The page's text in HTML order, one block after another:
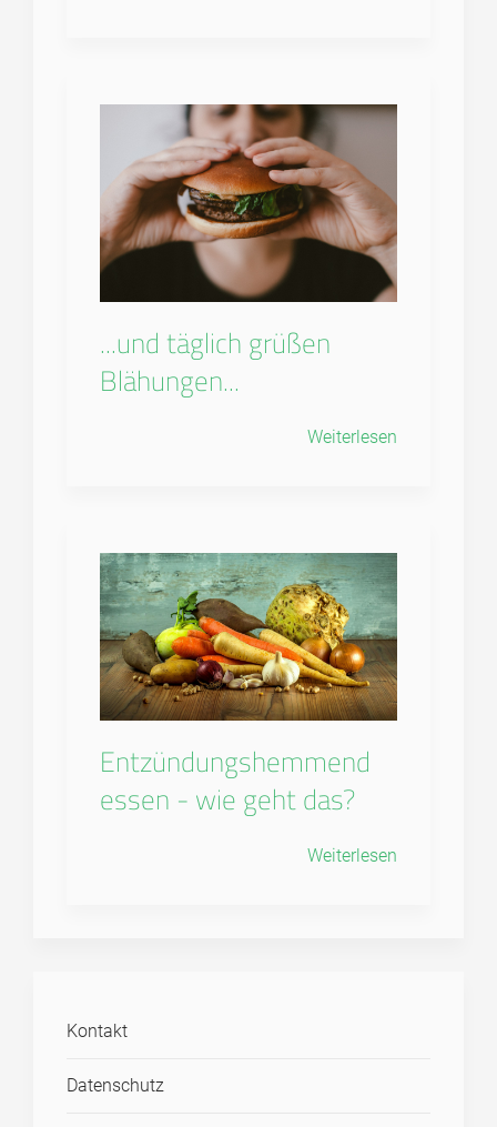
...und täglich grüßen
Blähungen...
Weiterlesen
Entzündungshemmend
essen - wie geht das?
Weiterlesen
Kontakt
Datenschutz